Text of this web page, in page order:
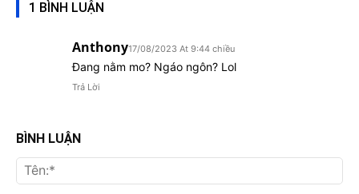
1 BÌNH LUẬN
Anthony17/08/2023 At 9:44 chiều
Đang nằm mo? Ngáo ngôn? Lol
Trả Lời
BÌNH LUẬN